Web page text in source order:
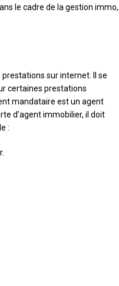
le cadre de la gestion immo,
sur internet. Il se
certaines prestations
mandataire est un agent
d’agent immobilier, il doit
: